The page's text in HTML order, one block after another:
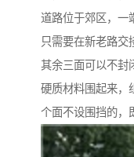
道路位于郊区，一
只需要在新老路交
其余三面可以不封
硬质材料围起来，
个面不设围挡的，